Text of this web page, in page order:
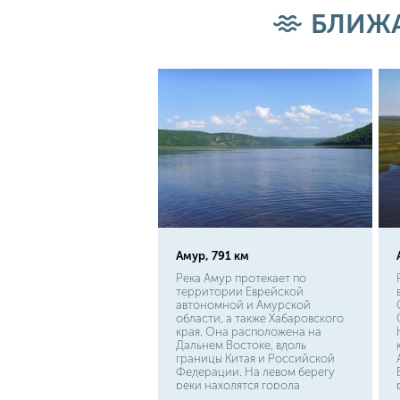
для организма, а икра этой
рыбы. Белуга, относясь к
Амур, 791 км
Река Амур протекает по
территории Еврейской
автономной и Амурской
области, а также Хабаровского
края. Она расположена на
Дальнем Востоке, вдоль
границы Китая и Российской
Федерации. На левом берегу
реки находятся города